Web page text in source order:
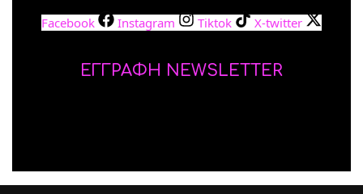
Facebook Instagram Tiktok X-twitter
ΕΓΓΡΑΦΗ NEWSLETTER